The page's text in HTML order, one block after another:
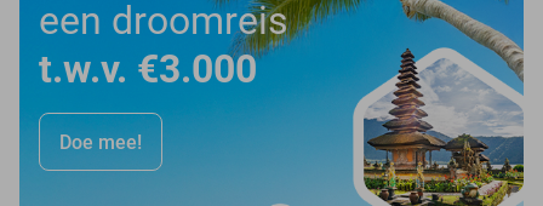
een droomreis
t.w.v. €3.000
Doe mee!